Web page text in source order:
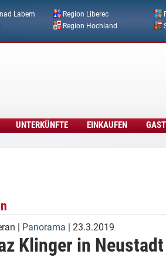
Direkt zum Inhalt
Labem Region Liberec
Region Hochland
UNTERKÜNFTE EINKAUFEN
| Panorama | 23.3.2019
Klinger in